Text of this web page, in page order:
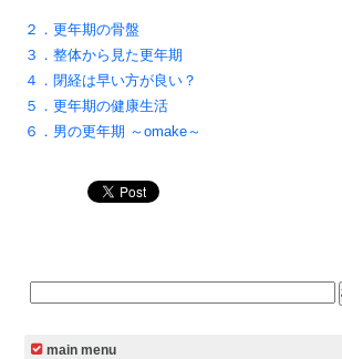
２．更年期の骨盤
３．整体から見た更年期
４．閉経は早い方が良い？
５．更年期の健康生活
６．男の更年期 ～omake～
main menu